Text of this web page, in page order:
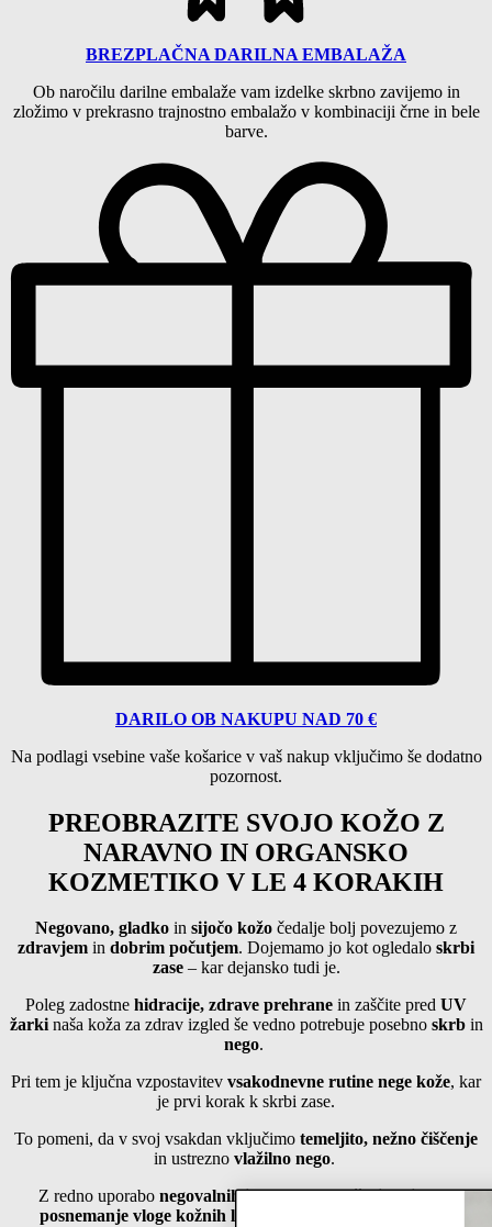
BREZPLAČNA DARILNA EMBALAŽA
Ob naročilu darilne embalaže vam izdelke skrbno zavijemo in
zložimov prekrasno trajnostno embalažo v kombinaciji črne in bele
barve.
DARILO OB NAKUPU NAD 70 €
Na podlagi vsebine vaše košarice v vaš nakup vključimo še dodatno
pozornost.
PREOBRAZITE SVOJO KOŽO Z
NARAVNO IN ORGANSKO
KOZMETIKO V LE 4 KORAKIH
Negovano, gladko in sijočo kožo čedalje bolj povezujemo z
zdravjem in dobrim počutjem. Dojemamo jo kot ogledalo skrbi
zase– kar dejansko tudi je.
Poleg zadostne hidracije, zdrave prehrane in zaščite pred UV
žarkinaša koža za zdrav izgled še vedno potrebuje posebno skrbin
nego.
Pri tem je ključna vzpostavitev vsakodnevne rutine nege kože, kar
je prvi korak k skrbi zase.
To pomeni, da v svoj vsakdan vključimo temeljito, nežno čiščenje
in ustrezno vlažilno nego.
Z redno uporabo negovalnih izdelkovnamrečstimuliramo
posnemanje vloge kožnih lipidov